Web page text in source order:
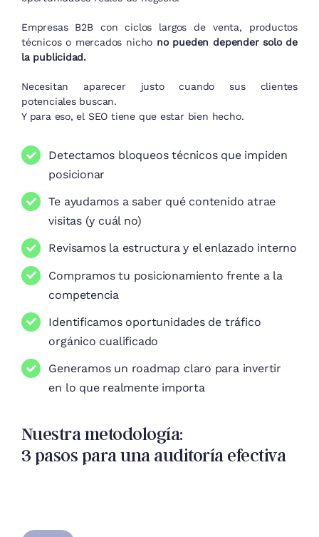
Empresas B2B con ciclos largos de venta, productos
técnicos o mercados nicho no pueden depender solo de
la publicidad.
Necesitan aparecer justo cuando sus clientes
potenciales buscan.
Y para eso, el SEO tiene que estar bien hecho.
Detectamos bloqueos técnicos que impiden
posicionar
Te ayudamos a saber qué contenido atrae
visitas (y cuál no)
Revisamos la estructura y el enlazado interno
Compramos tu posicionamiento frente a la
competencia
Identificamos oportunidades de tráfico
orgánico cualificado
Generamos un roadmap claro para invertir
en lo que realmente importa
Nuestra metodología:
3 pasos para una auditoría efectiva